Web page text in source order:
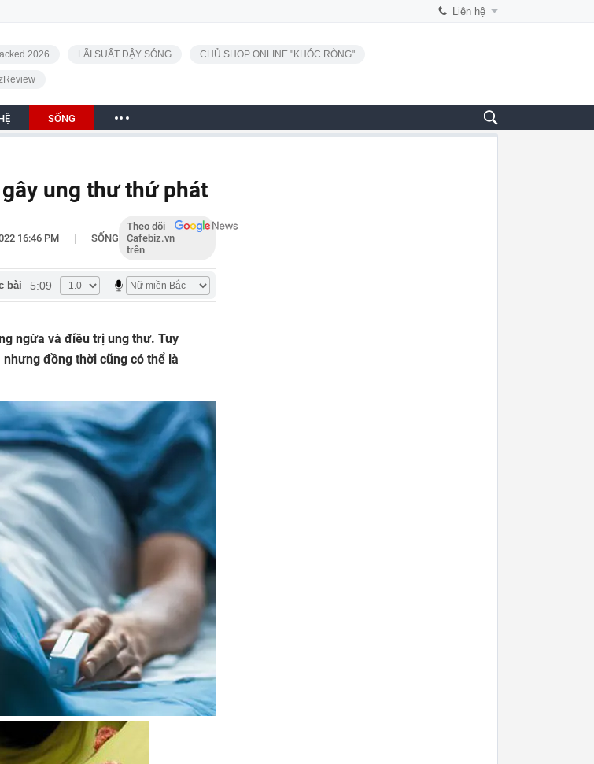
Liên hệ
2026 LÃI SUẤT DẬY SÓNG CHỦ SHOP ONLINE "KHÓC RÒNG"
SỐNG
ung thư thứ phát
16:46 PM | SỐNG
Theo dõi
Cafebiz.vn
trên
bài 5:09
ngừa và điều trị ung thư. Tuy
đồng thời cũng có thể là